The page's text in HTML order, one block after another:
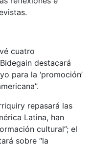
cuatro
destacará
para la ‘promoción’
repasará las
Latina, han
cultural”; el
sobre “la